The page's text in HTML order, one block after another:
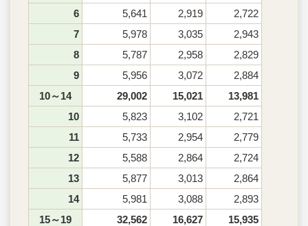
6
5,641 2,919
2,722
7
5,978 3,035
2,943
8
5,787 2,958
2,829
9
5,956 3,072
2,884
10～14
29,002 15,021
13,981
10
5,823 3,102
2,721
11
5,733 2,954
2,779
12
5,588 2,864
2,724
13
5,877 3,013
2,864
14
5,981 3,088
2,893
15～19
32,562 16,627
15,935